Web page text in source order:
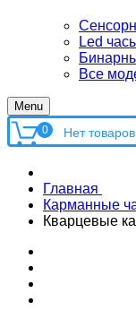
Led
Все
Menu
0
Главная
Карманные
Кварцевые